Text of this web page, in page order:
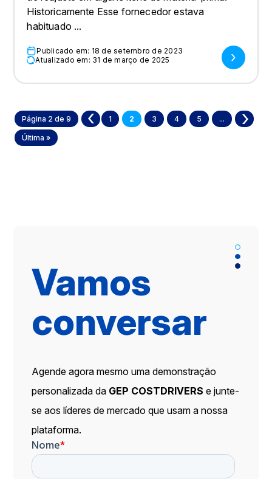
Historicamente Esse fornecedor estava
habituado ...
Publicado em: 18 de setembro de 2023
Atualizado em: 31 de março de 2025
Página 2 de 9 « 1 2 3 4 5 ... »
Última »
Vamos
conversar
Agende agora mesmo uma demonstração
personalizada da GEP COSTDRIVERS e junte-
se aos líderes de mercado que usam a nossa
plataforma.